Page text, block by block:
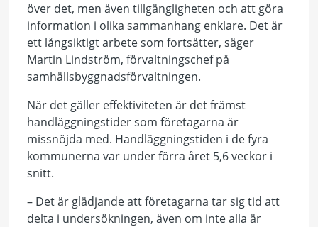
över det, men även tillgängligheten och att göra
information i olika sammanhang enklare. Det är
ett långsiktigt arbete som fortsätter, säger
Martin Lindström, förvaltningschef på
samhällsbyggnadsförvaltningen.
När det gäller effektiviteten är det främst
handläggningstider som företagarna är
missnöjda med. Handläggningstiden i de fyra
kommunerna var under förra året 5,6 veckor i
snitt.
– Det är glädjande att företagarna tar sig tid att
delta i undersökningen, även om inte alla är